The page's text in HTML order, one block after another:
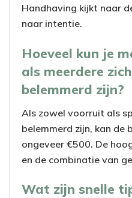
Handhaving kijkt naar
naar intentie.
Hoeveel kun je
als meerdere
belemmerd zijn?
Als zowel voorruit als
belemmerd zijn, kan de
ongeveer €500. De
en de combinatie van
Wat zijn snelle